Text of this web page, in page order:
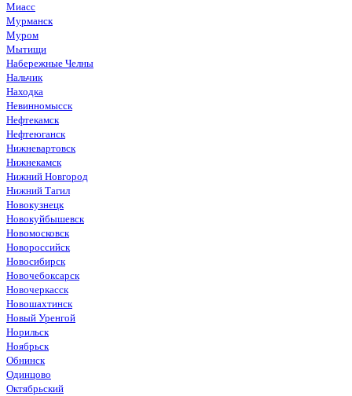
Миасс
Мурманск
Муром
Мытищи
Набережные Челны
Нальчик
Находка
Невинномысск
Нефтекамск
Нефтеюганск
Нижневартовск
Нижнекамск
Нижний Новгород
Нижний Тагил
Новокузнецк
Новокуйбышевск
Новомосковск
Новороссийск
Новосибирск
Новочебоксарск
Новочеркасск
Новошахтинск
Новый Уренгой
Норильск
Ноябрьск
Обнинск
Одинцово
Октябрьский